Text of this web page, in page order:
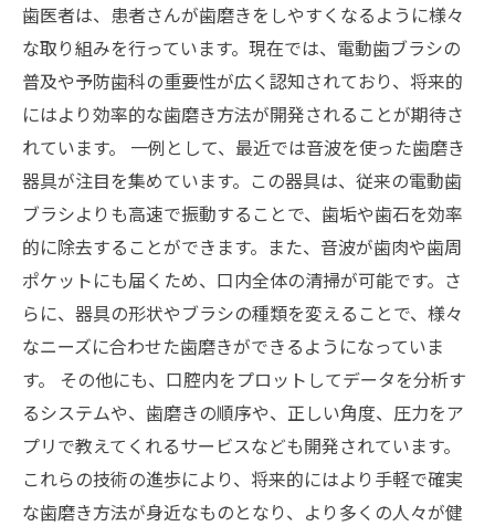
歯医者は、患者さんが歯磨きをしやすくなるように様々
な取り組みを行っています。現在では、電動歯ブラシの
普及や予防歯科の重要性が広く認知されており、将来的
にはより効率的な歯磨き方法が開発されることが期待さ
れています。 一例として、最近では音波を使った歯磨き
器具が注目を集めています。この器具は、従来の電動歯
ブラシよりも高速で振動することで、歯垢や歯石を効率
的に除去することができます。また、音波が歯肉や歯周
ポケットにも届くため、口内全体の清掃が可能です。さ
らに、器具の形状やブラシの種類を変えることで、様々
なニーズに合わせた歯磨きができるようになっていま
す。 その他にも、口腔内をプロットしてデータを分析す
るシステムや、歯磨きの順序や、正しい角度、圧力をア
プリで教えてくれるサービスなども開発されています。
これらの技術の進歩により、将来的にはより手軽で確実
な歯磨き方法が身近なものとなり、より多くの人々が健